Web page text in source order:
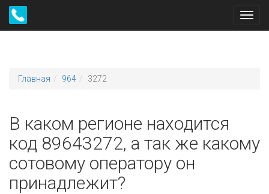
Главная 964 3272
В каком регионе находится
код 89643272, а так же какому
сотовому оператору он
принадлежит?